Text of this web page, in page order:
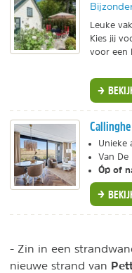
Leuke
Kies jij
voor een
Unieke
Van De
Óp of
- Zin in een
nieuwe strand van